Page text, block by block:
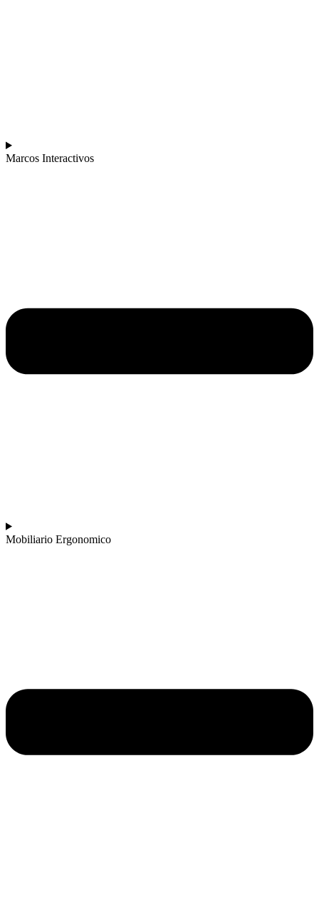
Marcos Interactivos
Mobiliario Ergonomico